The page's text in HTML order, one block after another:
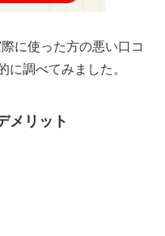
に使った方の悪い口コ
に調べてみました。
メリット